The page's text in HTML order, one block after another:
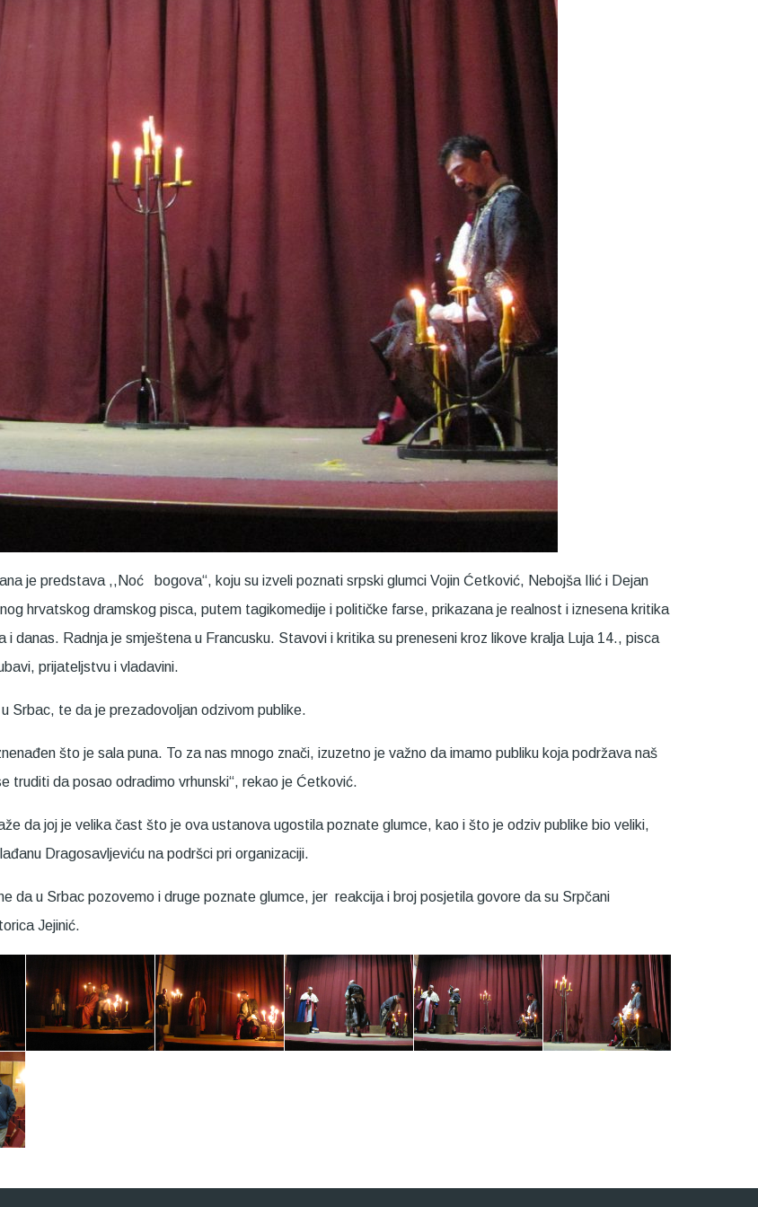
je predstava ,,Noć bogova“, koju su izveli poznati srpski glumci Vojin Ćetković, Nebojša Ilić i Dejan
hrvatskog dramskog pisca, putem tagikomedije i političke farse, prikazana je realnost i iznesena kritika
danas. Radnja je smještena u Francusku. Stavovi i kritika su preneseni kroz likove kralja Luja 14., pisca
prijateljstvu i vladavini.
Srbac, te da je prezadovoljan odzivom publike.
što je sala puna. To za nas mnogo znači, izuzetno je važno da imamo publiku koja podržava naš
truditi da posao odradimo vrhunski“, rekao je Ćetković.
da joj je velika čast što je ova ustanova ugostila poznate glumce, kao i što je odziv publike bio veliki,
Dragosavljeviću na podršci pri organizaciji.
da u Srbac pozovemo i druge poznate glumce, jer reakcija i broj posjetila govore da su Srpčani
Jejinić.